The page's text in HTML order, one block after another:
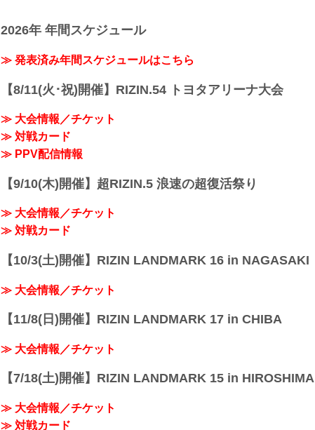
2026年 年間スケジュール
≫ 発表済み年間スケジュールはこちら
【8/11(火･祝)開催】RIZIN.54 トヨタアリーナ大会
≫ 大会情報／チケット
≫ 対戦カード
≫ PPV配信情報
【9/10(木)開催】超RIZIN.5 浪速の超復活祭り
≫ 大会情報／チケット
≫ 対戦カード
【10/3(土)開催】RIZIN LANDMARK 16 in NAGASAKI
≫ 大会情報／チケット
【11/8(日)開催】RIZIN LANDMARK 17 in CHIBA
≫ 大会情報／チケット
【7/18(土)開催】RIZIN LANDMARK 15 in HIROSHIMA
≫ 大会情報／チケット
≫ 対戦カード